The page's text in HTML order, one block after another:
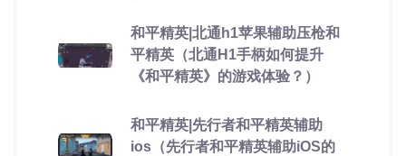
和平精英|北通h1苹果辅助压枪和
平精英（北通H1手柄如何提升
《和平精英》的游戏体验？）
和平精英|先行者和平精英辅助
ios（先行者和平精英辅助iOS的